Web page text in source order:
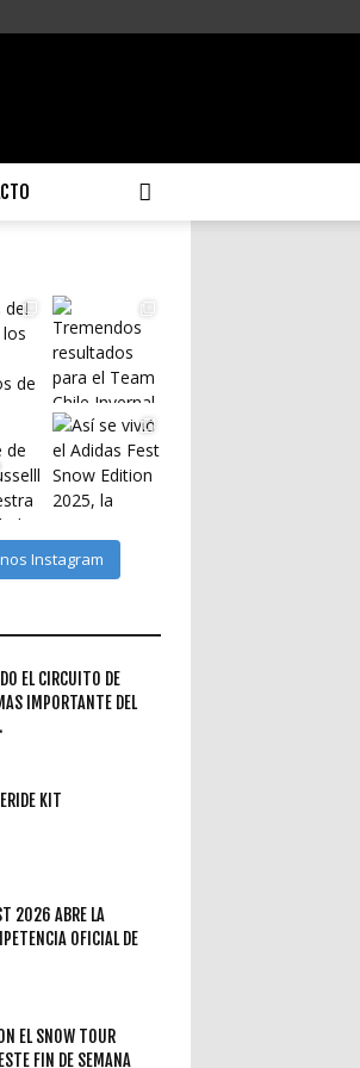
Instagram
EL CIRCUITO DE
IMPORTANTE DEL
KIT
2026 ABRE LA
OFICIAL DE
EL SNOW TOUR
FIN DE SEMANA